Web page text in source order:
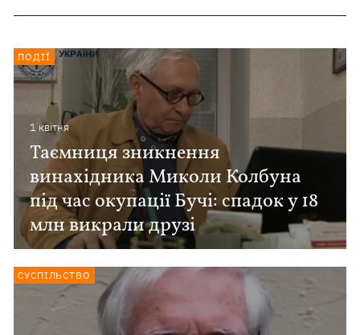
1 квiтня
Таємниця зникнення
винахідника Миколи Колбуна
під час окупації Бучі: спадок у 18
млн викрали друзі
ПОДІЇ
СУСПІЛЬСТВО